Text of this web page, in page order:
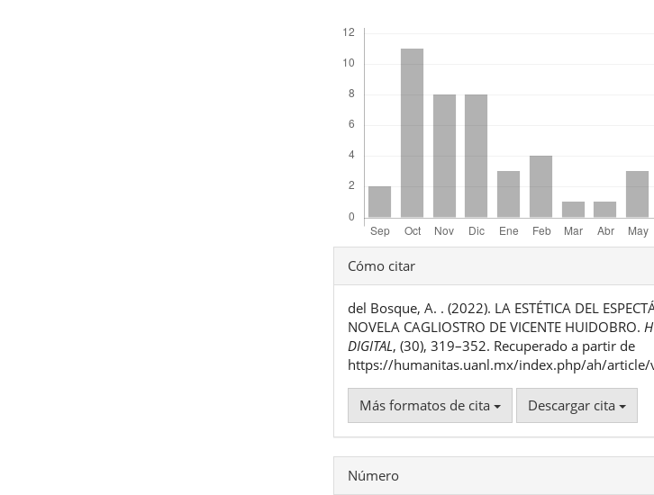
Detalles
del
artículo
Cómo citar
del Bosque, A. . (2022). LA ESTÉTICA DEL
NOVELA CAGLIOSTRO DE VICENTE HUIDOBRO.
DIGITAL, (30), 319–352. Recuperado a partir de
https://humanitas.uanl.mx/index.php/ah/
Más formatos de cita Descargar cita
Número